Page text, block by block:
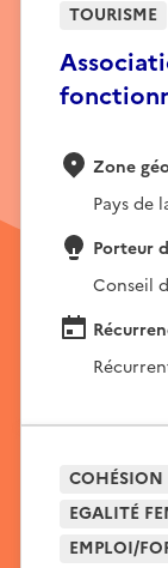
TOURISME
Zone
Pays de
Porteur
Conseil
COHÉSION
EGALITÉ
EMPLOI/